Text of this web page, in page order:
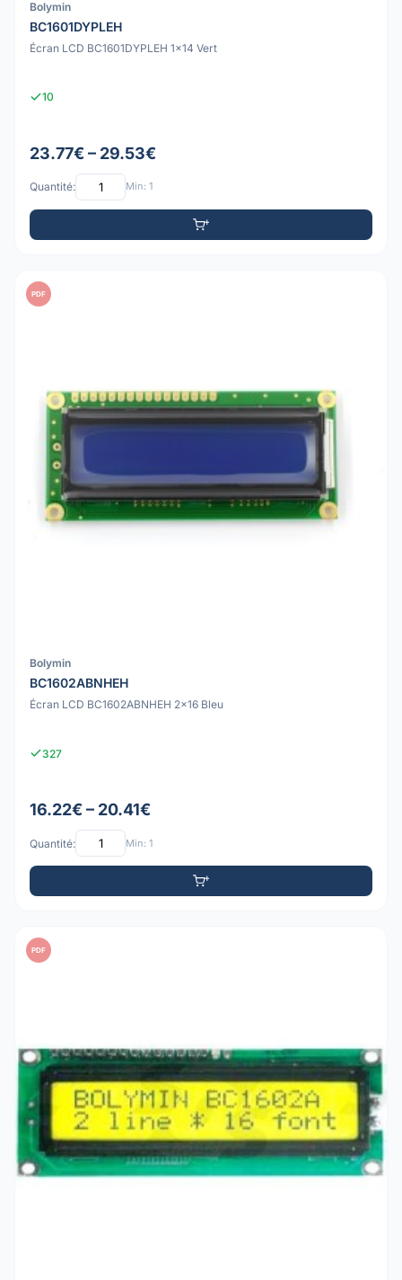
Bolymin
BC1601DYPLEH
Écran LCD BC1601DYPLEH 1x14 Vert
10
23.77€ – 29.53€
Quantité: Min: 1
PDF
Bolymin
BC1602ABNHEH
Écran LCD BC1602ABNHEH 2x16 Bleu
327
16.22€ – 20.41€
Quantité: Min: 1
PDF